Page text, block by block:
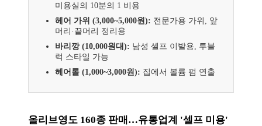
미용실의 10분의 1 비용
헤어 가위 (3,000~5,000원): 전문가용 가위, 앞
머리·끝머리 정리용
바리깡 (10,000원대): 남성 셀프 이발용, 투블
럭 스타일 가능
헤어롤 (1,000~3,000원): 집에서 볼륨 펌 연출
올리브영도 160종 판매…유통업계 '셀프 미용'